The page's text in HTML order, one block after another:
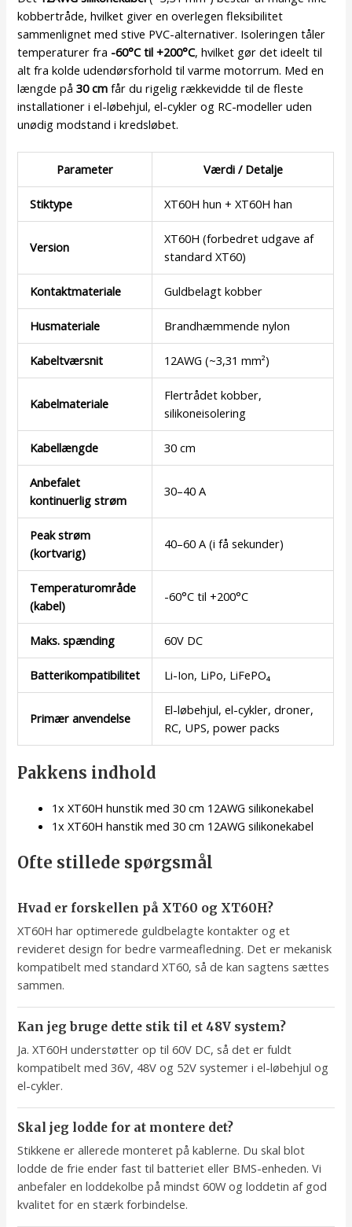
kobbertråde, hvilket giver en overlegen fleksibilitet
sammenlignet med stive PVC-alternativer. Isoleringen tåler
temperaturer fra -60°C til +200°C, hvilket gør det ideelt til
alt fra kolde udendørsforhold til varme motorrum. Med en
længde på30 cm får du rigelig rækkevidde til de fleste
installationer i el-løbehjul, el-cykler og RC-modeller uden
unødig modstand i kredsløbet.
Parameter Værdi / Detalje
Stiktype XT60H hun + XT60H han
Version
XT60H (forbedret udgave af
standard XT60)
Kontaktmateriale Guldbelagt kobber
Husmateriale Brandhæmmende nylon
Kabeltværsnit 12AWG (~3,31 mm²)
Kabelmateriale
Flertrådet kobber,
silikoneisolering
Kabellængde 30 cm
Anbefalet
kontinuerlig strøm
30–40 A
Peak strøm
(kortvarig)
40–60 A (i få sekunder)
Temperaturområde
(kabel)
-60°C til +200°C
Maks. spænding 60V DC
Batterikompatibilitet Li-Ion, LiPo, LiFePO₄
Primær anvendelse
El-løbehjul, el-cykler, droner,
RC, UPS, power packs
Pakkens indhold
1x XT60H hunstik med 30 cm 12AWG silikonekabel
1x XT60H hanstik med 30 cm 12AWG silikonekabel
Ofte stillede spørgsmål
Hvad er forskellen på XT60 og XT60H?
XT60H har optimerede guldbelagte kontakter og et
revideret design for bedre varmeafledning. Det er mekanisk
kompatibelt med standard XT60, så de kan sagtens sættes
sammen.
Kan jeg bruge dette stik til et 48V system?
Ja. XT60H understøtter op til 60V DC, så det er fuldt
kompatibelt med 36V, 48V og 52V systemer i el-løbehjul og
el-cykler.
Skal jeg lodde for at montere det?
Stikkene er allerede monteret på kablerne. Du skal blot
lodde de frie ender fast til batteriet eller BMS-enheden. Vi
anbefaler en loddekolbe på mindst 60W og loddetin af god
kvalitet for en stærk forbindelse.